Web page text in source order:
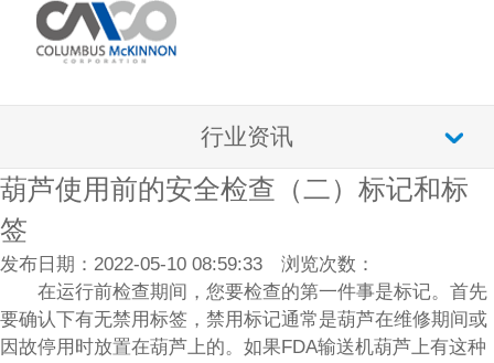
行业资讯
葫芦使用前的安全检查（二）标记和标
签
发布日期：2022-05-10 08:59:33 浏览次数：
在运行前检查期间，您要检查的第一件事是标记。首先
要确认下有无禁用标签，禁用标记通常是葫芦在维修期间或
因故停用时放置在葫芦上的。如果FDA输送机葫芦上有这种